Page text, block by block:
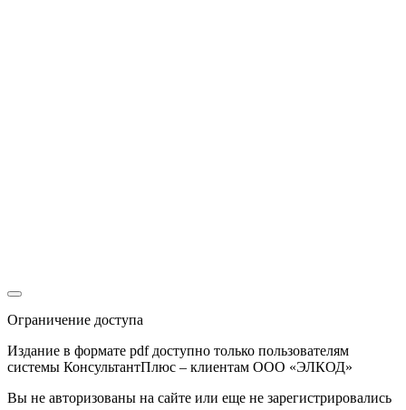
Ограничение доступа
Издание в формате pdf доступно только пользователям
системы КонсультантПлюс – клиентам ООО «ЭЛКОД»
Вы не авторизованы на сайте или еще не зарегистрировались